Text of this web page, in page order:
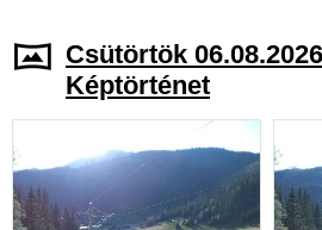
Csütörtök
Képtörténet